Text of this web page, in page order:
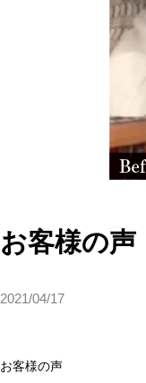
お客様の
2021/04/17
お客様の声